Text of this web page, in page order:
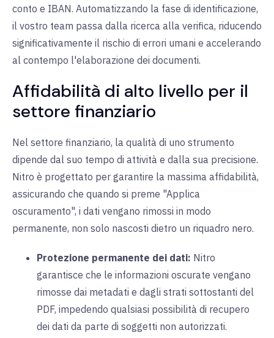
conto e IBAN. Automatizzando la fase di identificazione,
il vostro team passa dalla ricerca alla verifica, riducendo
significativamente il rischio di errori umani e accelerando
al contempo l'elaborazione dei documenti.
Affidabilità di alto livello per il
settore finanziario
Nel settore finanziario, la qualità di uno strumento
dipende dal suo tempo di attività e dalla sua precisione.
Nitro è progettato per garantire la massima affidabilità,
assicurando che quando si preme "Applica
oscuramento", i dati vengano rimossi in modo
permanente, non solo nascosti dietro un riquadro nero.
Protezione permanente dei dati: Nitro
garantisce che le informazioni oscurate vengano
rimosse dai metadati e dagli strati sottostanti del
PDF, impedendo qualsiasi possibilità di recupero
dei dati da parte di soggetti non autorizzati.